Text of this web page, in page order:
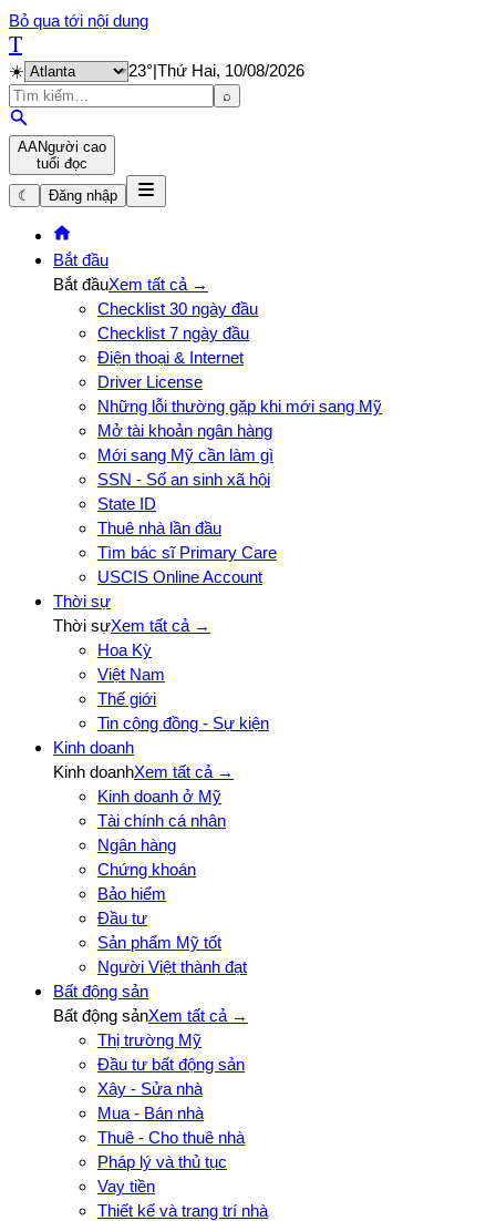
Bỏ qua tới nội dung
T
☀️ 23°|Thứ Hai, 10/08/2026
⌕
AANgười cao
tuổi đọc
☾
Đăng nhập
Bắt đầu
Bắt đầuXem tất cả →
Checklist 30 ngày đầu
Checklist 7 ngày đầu
Điện thoại & Internet
Driver License
Những lỗi thường gặp khi mới sang Mỹ
Mở tài khoản ngân hàng
Mới sang Mỹ cần làm gì
SSN - Số an sinh xã hội
State ID
Thuê nhà lần đầu
Tìm bác sĩ Primary Care
USCIS Online Account
Thời sự
Thời sựXem tất cả →
Hoa Kỳ
Việt Nam
Thế giới
Tin cộng đồng - Sự kiện
Kinh doanh
Kinh doanhXem tất cả →
Kinh doanh ở Mỹ
Tài chính cá nhân
Ngân hàng
Chứng khoán
Bảo hiểm
Đầu tư
Sản phẩm Mỹ tốt
Người Việt thành đạt
Bất động sản
Bất động sảnXem tất cả →
Thị trường Mỹ
Đầu tư bất động sản
Xây - Sửa nhà
Mua - Bán nhà
Thuê - Cho thuê nhà
Pháp lý và thủ tục
Vay tiền
Thiết kế và trang trí nhà